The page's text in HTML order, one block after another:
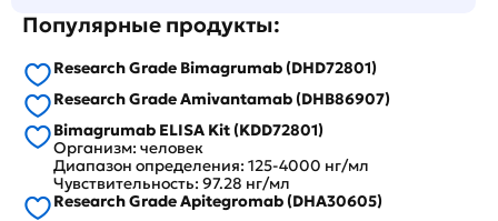
Популярные продукты:
Research Grade Bimagrumab (DHD72801)
Research Grade Amivantamab (DHB86907)
Bimagrumab ELISA Kit (KDD72801)
Организм: человек
Диапазон определения: 125-4000 нг/мл
Чувствительность: 97.28 нг/мл
Research Grade Apitegromab (DHA30605)